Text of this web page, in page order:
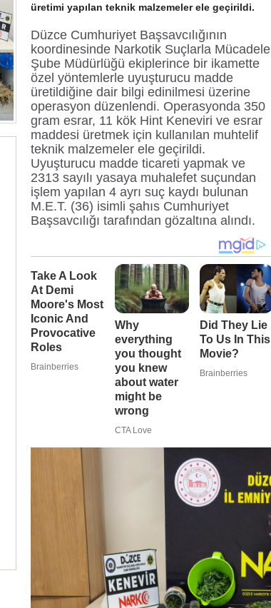
üretimi yapılan teknik malzemeler ele geçirildi.
Düzce Cumhuriyet Başsavcılığının
koordinesinde Narkotik Suçlarla Mücadele
Şube Müdürlüğü ekiplerince bir ikamette
özel yöntemlerle uyuşturucu madde
üretildiğine dair bilgi edinilmesi üzerine
operasyon düzenlendi. Operasyonda 350
gram esrar, 11 kök Hint Keneviri ve esrar
maddesi üretmek için kullanılan muhtelif
teknik malzemeler ele geçirildi.
Uyuşturucu madde ticareti yapmak ve
2313 sayılı yasaya muhalefet suçundan
işlem yapılan 4 ayrı suç kaydı bulunan
M.E.T. (36) isimli şahıs Cumhuriyet
Başsavcılığı tarafından gözaltına alındı.